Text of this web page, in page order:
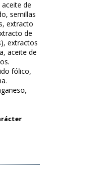
de
semillas
extracto
de
extractos
aceite de
fólico,